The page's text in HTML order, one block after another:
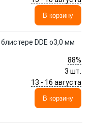
В корзину
DDE o3,0 мм
88%
3 шт.
13 - 16 августа
В корзину